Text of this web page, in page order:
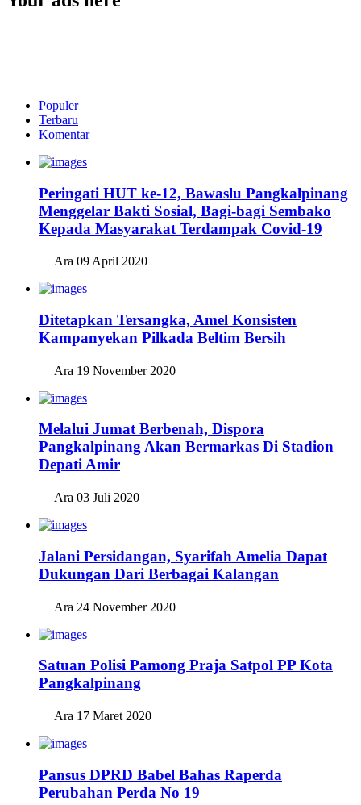
Populer
Terbaru
Komentar
Peringati HUT ke-12, Bawaslu Pangkalpinang
Menggelar Bakti Sosial, Bagi-bagi Sembako
Kepada Masyarakat Terdampak Covid-19
Ara 09 April 2020
Ditetapkan Tersangka, Amel Konsisten
Kampanyekan Pilkada Beltim Bersih
Ara 19 November 2020
Melalui Jumat Berbenah, Dispora
Pangkalpinang Akan Bermarkas Di Stadion
Depati Amir
Ara 03 Juli 2020
Jalani Persidangan, Syarifah Amelia Dapat
Dukungan Dari Berbagai Kalangan
Ara 24 November 2020
Satuan Polisi Pamong Praja Satpol PP Kota
Pangkalpinang
Ara 17 Maret 2020
Pansus DPRD Babel Bahas Raperda
Perubahan Perda No 19